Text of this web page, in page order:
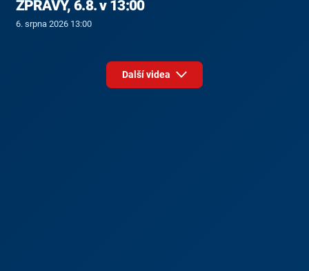
ZPRÁVY, 6.8. v 13:00
6. srpna 2026 13:00
Další videa